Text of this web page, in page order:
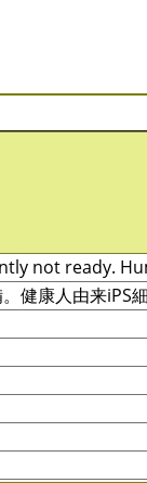
not ready.
健康人由来iPS